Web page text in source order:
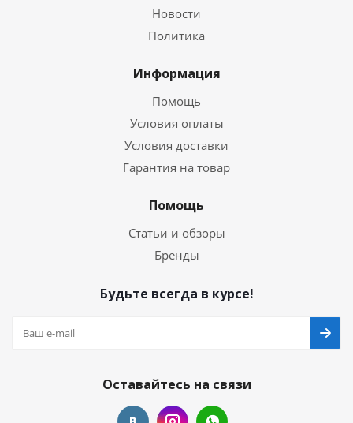
Новости
Политика
Информация
Помощь
Условия оплаты
Условия доставки
Гарантия на товар
Помощь
Статьи и обзоры
Бренды
Будьте всегда в курсе!
Оставайтесь на связи